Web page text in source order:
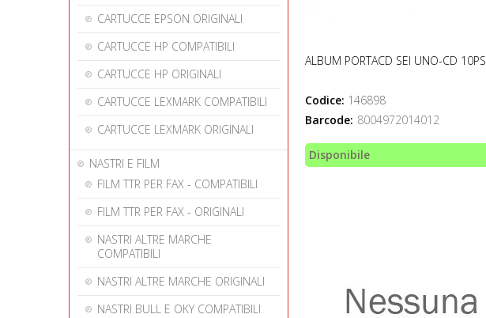
CARTUCCE EPSON ORIGINALI
CARTUCCE HP COMPATIBILI
CARTUCCE HP ORIGINALI
CARTUCCE LEXMARK COMPATIBILI
CARTUCCE LEXMARK ORIGINALI
NASTRI E FILM
FILM TTR PER FAX - COMPATIBILI
FILM TTR PER FAX - ORIGINALI
NASTRI ALTRE MARCHE
COMPATIBILI
NASTRI ALTRE MARCHE ORIGINALI
NASTRI BULL E OKY COMPATIBILI
ALBUM PORTACD SEI UNO-CD 10PS
Codice: 146898
Barcode: 8004972014012
Disponibile